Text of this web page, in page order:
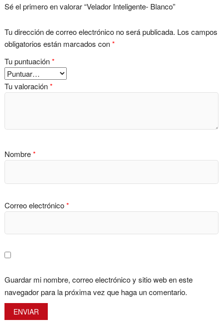
Sé el primero en valorar “Velador Inteligente- Blanco”
Tu dirección de correo electrónico no será publicada. Los campos
obligatorios están marcados con*
Tu puntuación*
Tu valoración*
Nombre*
Correo electrónico*
Guardar mi nombre, correo electrónico y sitio web en este
navegador para la próxima vez que haga un comentario.